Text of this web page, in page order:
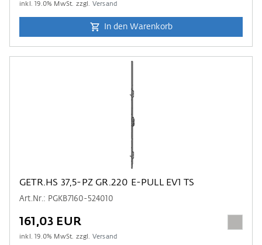
inkl.19.0% MwSt. zzgl. Versand
In den Warenkorb
GETR.HS 37,5-PZ GR.220 E-PULL EV1 TS
Art.Nr.: PGKB7160-524010
161,03 EUR
inkl.19.0% MwSt. zzgl. Versand